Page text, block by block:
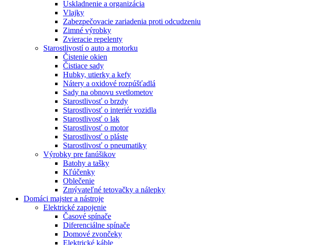
Uskladnenie a organizácia
Vlajky
Zabezpečovacie zariadenia proti odcudzeniu
Zimné výrobky
Zvieracie repelenty
Starostlivostí o auto a motorku
Čistenie okien
Čistiace sady
Hubky, utierky a kefy
Nátery a oxidové rozpúšťadlá
Sady na obnovu svetlometov
Starostlivosť o brzdy
Starostlivosť o interiér vozidla
Starostlivosť o lak
Starostlivosť o motor
Starostlivosť o pláste
Starostlivosť o pneumatiky
Výrobky pre fanúšikov
Batohy a tašky
Kľúčenky
Oblečenie
Zmývateľné tetovačky a nálepky
Domáci majster a nástroje
Elektrické zapojenie
Časové spínače
Diferenciálne spínače
Domové zvončeky
Elektrické káble